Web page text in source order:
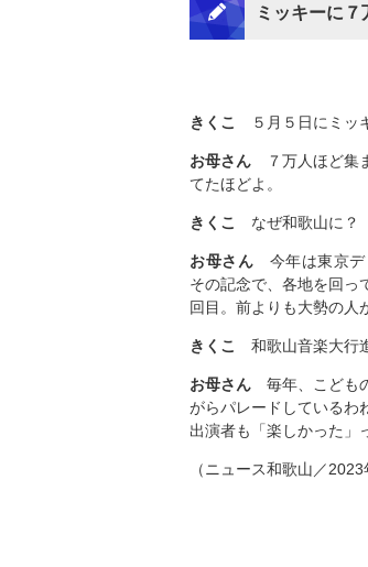
ミッキーに７
きくこ ５月５日にミッ
お母さん ７万人ほど集
てたほどよ。
きくこ なぜ和歌山に？
お母さん 今年は東京デ
その記念で、各地を回っ
回目。前よりも大勢の人
きくこ 和歌山音楽大行
お母さん 毎年、こども
がらパレードしているわ
出演者も「楽しかった」
（ニュース和歌山／2023